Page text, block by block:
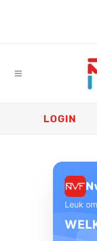
LOGIN
Leuk